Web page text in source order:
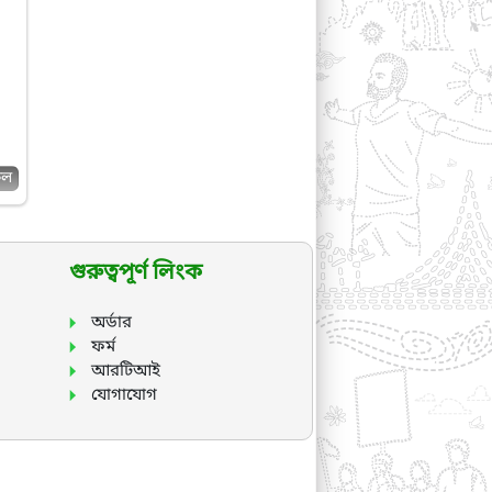
গুরুত্বপূর্ণ লিংক
অর্ডার
ফর্ম
আরটিআই
যোগাযোগ